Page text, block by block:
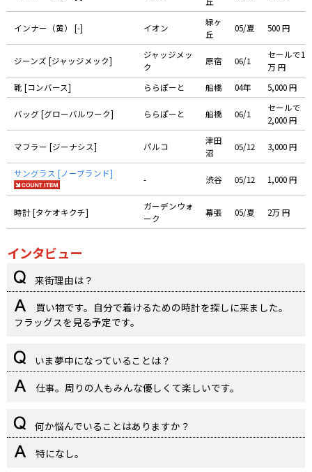
インナー（黄） [-] イオン
緑ヶ
丘
05/夏 500 円
ジーンズ [ジャッジメック]
ジャッジメッ
ク
原宿 06/1
セールで1
万 円
靴 [コンバース]
ららぽーと 船橋 04年 5,000 円
バッグ [グローバルワーク] ららぽーと 船橋 06/1
セールで
2,000 円
マフラー [ジーナシス] パルコ
津田
沼
05/12 3,000 円
サングラス [ノーブランド]
- 渋谷 05/12 1,000 円
時計 [タケオキクチ]
ガーデンウォ
ーク
幕張 05/夏 2万 円
インタビュー
来街理由は？
買い物です。自分で着けるための時計を探しに来ました。
フラッグスを見る予定です。
いま夢中になっていることは？
仕事。周りの人もみんな優しくて楽しいです。
何か悩んでいることはありますか？
特になし。